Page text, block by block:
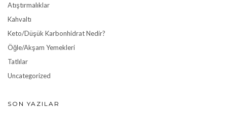
Atıştırmalıklar
Kahvaltı
Keto/Düşük Karbonhidrat Nedir?
Öğle/Akşam Yemekleri
Tatlılar
Uncategorized
SON YAZILAR